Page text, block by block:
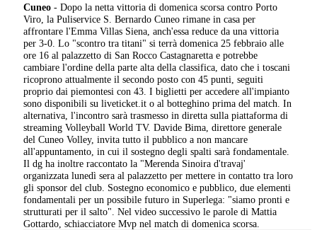
Cuneo - Dopo la netta vittoria di domenica scorsa contro Porto
Viro, la Puliservice S. Bernardo Cuneo rimane in casa per
affrontare l'Emma Villas Siena, anch'essa reduce da una vittoria
per 3-0. Lo "scontro tra titani" si terrà domenica 25 febbraio alle
ore 16 al palazzetto di San Rocco Castagnaretta e potrebbe
cambiare l'ordine della parte alta della classifica, dato che i toscani
ricoprono attualmente il secondo posto con 45 punti, seguiti
proprio dai piemontesi con 43. I biglietti per accedere all'impianto
sono disponibili su liveticket.it o al botteghino prima del match. In
alternativa, l'incontro sarà trasmesso in diretta sulla piattaforma di
streaming Volleyball World TV. Davide Bima, direttore generale
del Cuneo Volley, invita tutto il pubblico a non mancare
all'appuntamento, in cui il sostegno degli spalti sarà fondamentale.
Il dg ha inoltre raccontato la "Merenda Sinoira d'travaj'
organizzata lunedì sera al palazzetto per mettere in contatto tra loro
gli sponsor del club. Sostegno economico e pubblico, due elementi
fondamentali per un possibile futuro in Superlega: "siamo pronti e
strutturati per il salto". Nel video successivo le parole di Mattia
Gottardo, schiacciatore Mvp nel match di domenica scorsa.